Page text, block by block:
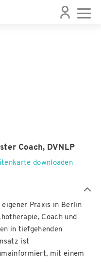
Coach, DVNLP
downloaden
Praxis in Berlin
Coach und
in tiefgehenden
ist
mit einem